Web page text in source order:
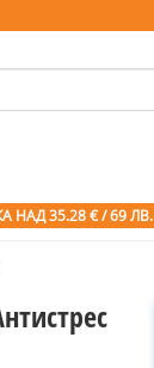
НАД 35.28 € / 69 ЛВ.